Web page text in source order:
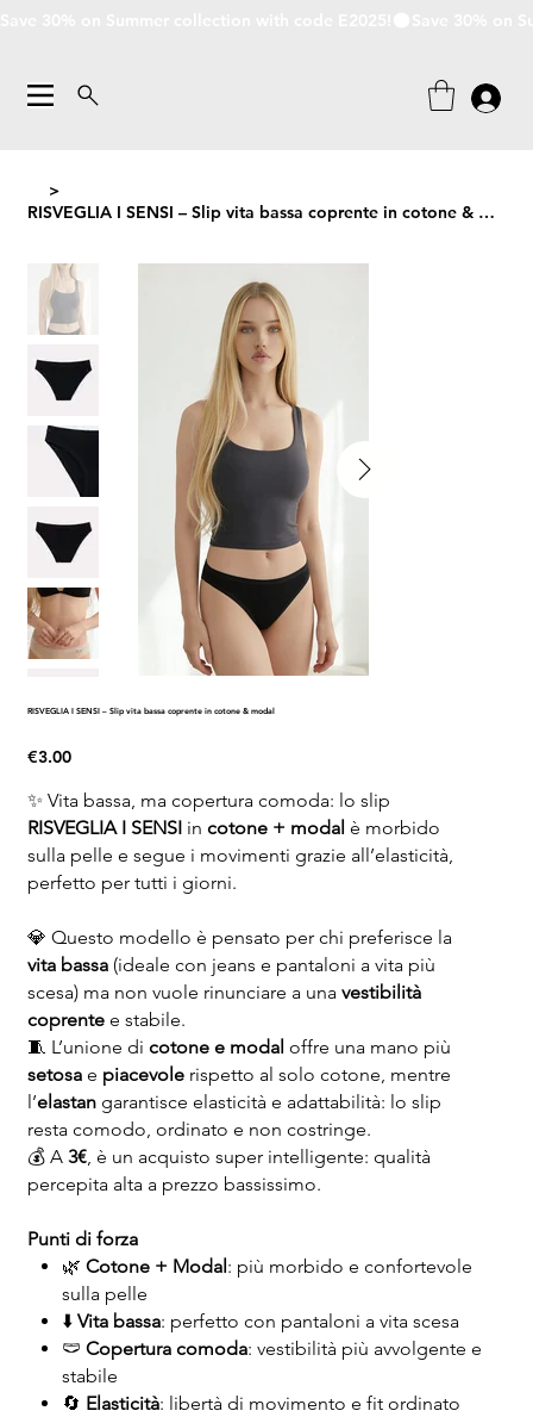
>
RISVEGLIA I SENSI – Slip vita bassa coprente in cotone & modal
RISVEGLIA I SENSI – Slip vita bassa coprente in cotone & modal
Price
€3.00
✨ Vita bassa, ma copertura comoda: lo slip
RISVEGLIA I SENSIin cotone + modal è morbido
sulla pelle e segue i movimenti grazie all’elasticità,
perfetto per tutti i giorni.
💎 Questo modello è pensato per chi preferisce la
vita bassa(ideale con jeans e pantaloni a vita più
scesa) ma non vuole rinunciare a una vestibilità
coprentee stabile.
🧵 L’unione di cotone e modal offre una mano più
setosae piacevolerispetto al solo cotone, mentre
l’elastangarantisce elasticità e adattabilità: lo slip
resta comodo, ordinato e non costringe.
💰 A 3€, è un acquisto super intelligente: qualità
percepita alta a prezzo bassissimo.
Punti di forza
🌿 Cotone + Modal: più morbido e confortevole
sulla pelle
⬇️ Vita bassa: perfetto con pantaloni a vita scesa
🩲 Copertura comoda: vestibilità più avvolgente e
stabile
🔄 Elasticità: libertà di movimento e fit ordinato